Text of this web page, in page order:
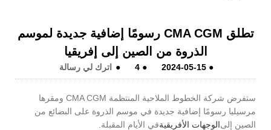
تطلق CMA CGM رسومًا إضافية جديدة لموسم
الذروة من الصين إلى إفريقيا
●
2024-05-15
●
4
● اترك لي رسالة
ستفرض شركة الخطوط الملاحية المنتظمة CMA CGM ومقرها
مرسيليا رسومًا إضافية جديدة في موسم الذروة على البضائع من
الصين إلىالوجهات الأفريقيةفي الأيام المقبلة.